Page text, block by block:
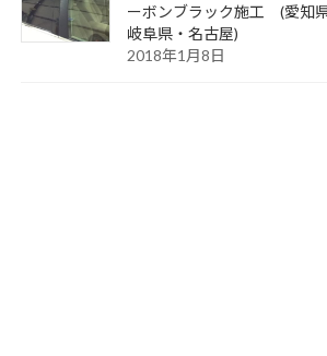
ーボンブラック施工 (愛知
岐阜県・名古屋)
2018年1月8日